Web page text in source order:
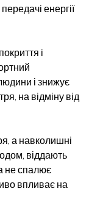
енергії
і
і знижує
на відміну від
а навколишні
віддають
не спалює
впливає на